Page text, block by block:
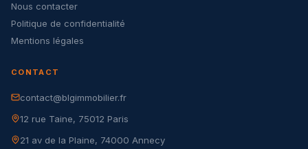
Nous contacter
Politique de confidentialité
Mentions légales
CONTACT
contact@blgimmobilier.fr
12 rue Taine, 75012 Paris
21 av de la Plaine, 74000 Annecy